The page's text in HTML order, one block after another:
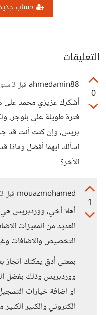
حساب
التعليقات
0
ahmedamin88 قبل 3 سنوات
أشكرك عزيزي محمد على
فترة طويلة على بلوجر،
بريس، وإن كنت أنت قد
أسألك أيهما أفضل وماذا
الآخر؟
1
mouazmohamed قبل 3 سنوات
أهلا أخي، ووردبريس هي
العديد من المميزات
التخصيص والاضافات
بمعنى أدق يمكنك انجاز
ووردبريس وذلك بفضل
او اضافة خيارات
الكتروني والكثير